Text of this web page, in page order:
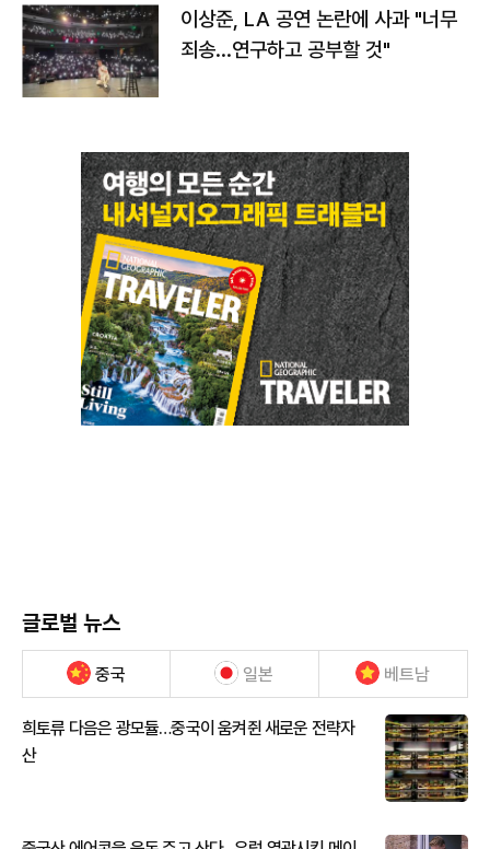
이상준, LA 공연 논란에 사과 "너무
죄송…연구하고 공부할 것"
글로벌 뉴스
중국 일본 베트남
희토류 다음은 광모듈…중국이 움켜쥔 새로운 전략자
산